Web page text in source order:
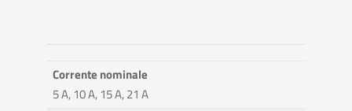
Corrente nominale
5 A, 10 A, 15 A, 21 A